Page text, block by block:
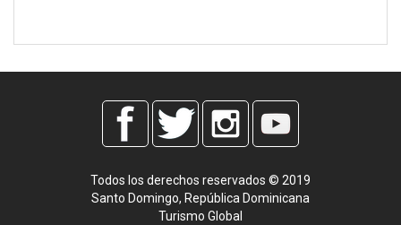
Todos los derechos reservados © 2019
Santo Domingo, República Dominicana
Turismo Global